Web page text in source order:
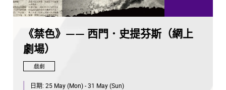
《禁色》—— 西門．史提芬斯（網上
劇場）
戲劇
日期: 25 May (Mon) - 31 May (Sun)